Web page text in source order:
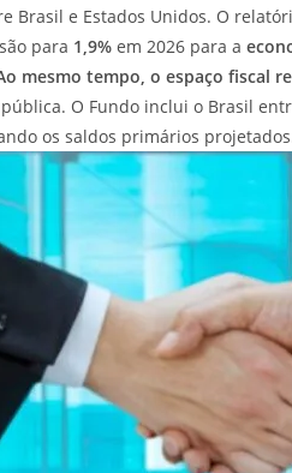
Brasil e Estados Unidos. O
para 1,9% em 2026 para a
mesmo tempo, o espaço fiscal
O Fundo inclui o Brasil
os saldos primários